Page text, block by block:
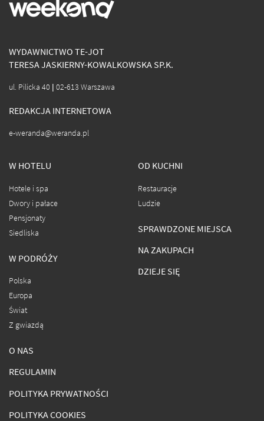
WYDAWNICTWO TE-JOT
TERESA JASKIERNY-KOWALKOWSKA SP.K.
ul. Pilicka 40 | 02-613 Warszawa
REDAKCJA INTERNETOWA
e-weranda@weranda.pl
W HOTELU
Hotele i spa
Dwory i pałace
Pensjonaty
Siedliska
W PODRÓŻY
Polska
Europa
Świat
Z gwiazdą
OD KUCHNI
Restauracje
Ludzie
SPRAWDZONE MIEJSCA
NA ZAKUPACH
DZIEJE SIĘ
O NAS
REGULAMIN
POLITYKA PRYWATNOŚCI
POLITYKA COOKIES